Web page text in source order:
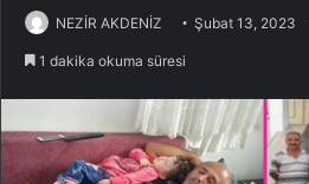
NEZİR AKDENİZ Şubat 13, 2023
1 dakika okuma süresi